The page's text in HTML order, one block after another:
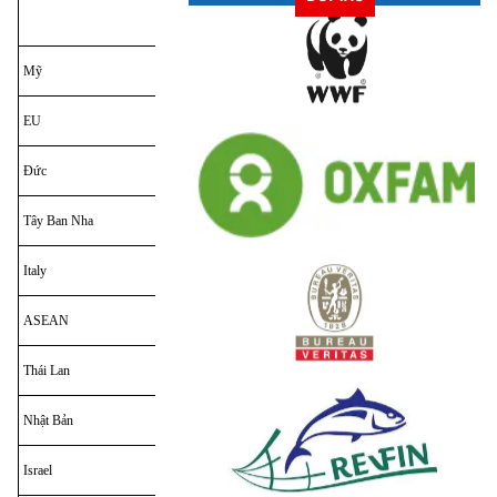
(GT)
Mỹ
EU
Đức 2,634 3,360
Tây Ban Nha
Italy
ASEAN
Thái Lan
Nhật Bản 0,785
Israel 0,545